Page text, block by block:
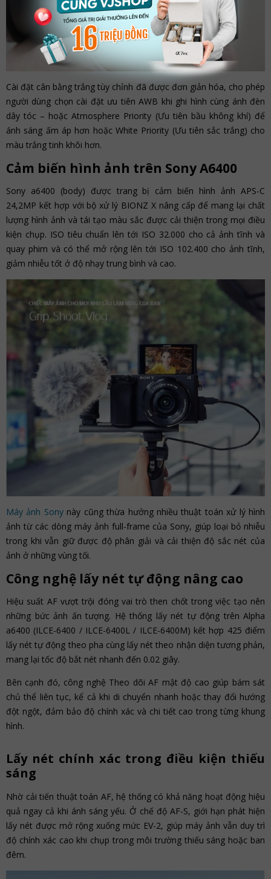
Cài đặt cân bằng trắng tùy chỉnh đã được đơn giản hóa, cho phép
người dùng chọn cài đặt ưu tiên AWB khi ghi hình cùng ánh đèn
dây tóc – hoặc Atmosphere Priority (Ưu tiên bầu không khí) để
ánh sáng ấm áp hơn hoặc White Priority (Ưu tiên sắc trắng) cho
màu trắng tinh khôi hơn.
Cảm biến hình ảnh trên Sony A6400
Sony a6400 (body) được trang bị cảm biến hình ảnh APS-C
24,2MP kết hợp với bộ xử lý BIONZ X nâng cấp để mang lại chất
lượng hình ảnh và tái tạo màu sắc được cải thiện trong mọi điều
kiện chụp. ISO tiêu chuẩn lên tới ISO 32.000 cho cả ảnh tĩnh và
quay phim và có thể mở rộng lên tới ISO 102.400 cho ảnh tĩnh,
giảm nhiễu tốt ở độ nhạy trung bình và cao.
Máy ảnh Sonynày cũng thừa hưởng nhiều thuật toán xử lý hình
ảnh từ các dòng máy ảnh full-frame của Sony, giúp loại bỏ nhiễu
trong khi vẫn giữ được độ phân giải và cải thiện độ sắc nét của
ảnh ở những vùng tối.
Công nghệ lấy nét tự động nâng cao
Hiệu suất AF vượt trội đóng vai trò then chốt trong việc tạo nên
những bức ảnh ấn tượng. Hệ thống lấy nét tự động trên Alpha
a6400 (ILCE-6400 / ILCE-6400L / ILCE-6400M) kết hợp 425 điểm
lấy nét tự động theo pha cùng lấy nét theo nhận diện tương phản,
mang lại tốc độ bắt nét nhanh đến 0.02 giây.
Bên cạnh đó, công nghệ Theo dõi AF mật độ cao giúp bám sát
chủ thể liên tục, kể cả khi di chuyển nhanh hoặc thay đổi hướng
đột ngột, đảm bảo độ chính xác và chi tiết cao trong từng khung
hình.
Lấy nét chính xác trong điều kiện thiếu
sáng
Nhờ cải tiến thuật toán AF, hệ thống có khả năng hoạt động hiệu
quả ngay cả khi ánh sáng yếu. Ở chế độ AF-S, giới hạn phát hiện
lấy nét được mở rộng xuống mức EV-2, giúp máy ảnh vẫn duy trì
độ chính xác cao khi chụp trong môi trường thiếu sáng hoặc ban
đêm.